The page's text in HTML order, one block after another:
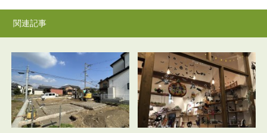
関連記事